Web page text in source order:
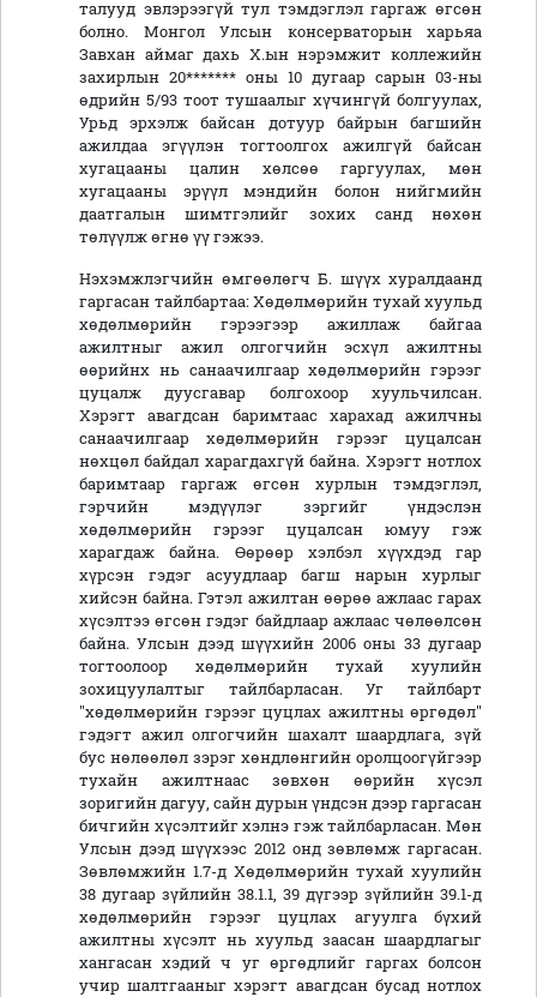
талууд эвлэрээгүй тул тэмдэглэл гаргаж өгсөн
болно. Монгол Улсын консерваторын харьяа
Завхан аймаг дахь Х.ын нэрэмжит коллежийн
захирлын 20******* оны 10 дугаар сарын 03-ны
өдрийн 5/93 тоот тушаалыг хүчингүй болгуулах,
Урьд эрхэлж байсан дотуур байрын багшийн
ажилдаа эгүүлэн тогтоолгох ажилгүй байсан
хугацааны цалин хөлсөө гаргуулах, мөн
хугацааны эрүүл мэндийн болон нийгмийн
даатгалын шимтгэлийг зохих санд нөхөн
төлүүлж өгнө үү гэжээ.
Нэхэмжлэгчийн өмгөөлөгч Б. шүүх хуралдаанд
гаргасан тайлбартаа: Хөдөлмөрийн тухай хуульд
хөдөлмөрийн гэрээгээр ажиллаж байгаа
ажилтныг ажил олгогчийн эсхүл ажилтны
өөрийнх нь санаачилгаар хөдөлмөрийн гэрээг
цуцалж дуусгавар болгохоор хуульчилсан.
Хэрэгт авагдсан баримтаас харахад ажилчны
санаачилгаар хөдөлмөрийн гэрээг цуцалсан
нөхцөл байдал харагдахгүй байна. Хэрэгт нотлох
баримтаар гаргаж өгсөн хурлын тэмдэглэл,
гэрчийн мэдүүлэг зэргийг үндэслэн
хөдөлмөрийн гэрээг цуцалсан юмуу гэж
харагдаж байна. Өөрөөр хэлбэл хүүхдэд гар
хүрсэн гэдэг асуудлаар багш нарын хурлыг
хийсэн байна. Гэтэл ажилтан өөрөө ажлаас гарах
хүсэлтээ өгсөн гэдэг байдлаар ажлаас чөлөөлсөн
байна. Улсын дээд шүүхийн 2006 оны 33 дугаар
тогтоолоор хөдөлмөрийн тухай хуулийн
зохицуулалтыг тайлбарласан. Уг тайлбарт
"хөдөлмөрийн гэрээг цуцлах ажилтны өргөдөл"
гэдэгт ажил олгогчийн шахалт шаардлага, зүй
бус нөлөөлөл зэрэг хөндлөнгийн оролцоогүйгээр
тухайн ажилтнаас зөвхөн өөрийн хүсэл
зоригийн дагуу, сайн дурын үндсэн дээр гаргасан
бичгийн хүсэлтийг хэлнэ гэж тайлбарласан. Мөн
Улсын дээд шүүхээс 2012 онд зөвлөмж гаргасан.
Зөвлөмжийн 1.7-д Хөдөлмөрийн тухай хуулийн
38 дугаар зүйлийн 38.1.1, 39 дүгээр зүйлийн 39.1-д
хөдөлмөрийн гэрээг цуцлах агуулга бүхий
ажилтны хүсэлт нь хуульд заасан шаардлагыг
хангасан хэдий ч уг өргөдлийг гаргах болсон
учир шалтгааныг хэрэгт авагдсан бусад нотлох